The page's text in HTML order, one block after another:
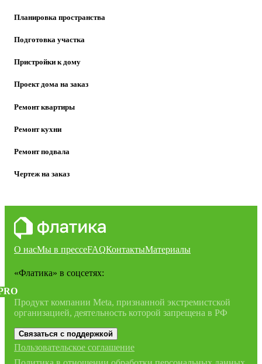
Планировка пространства
Подготовка участка
Пристройки к дому
Проект дома на заказ
Ремонт квартиры
Ремонт кухни
Ремонт подвала
Чертеж на заказ
О насМы в прессеFAQКонтактыМатериалы
«Флатика» в соцсетях:
Продукт компании Meta, признанной экстремистской
организацией, деятельность которой запрещена в РФ
Связаться с поддержкой
Пользовательское соглашение